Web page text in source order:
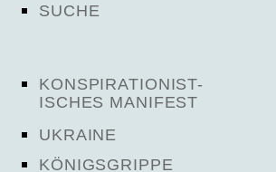
SUCHE
KONSPIRATIONIST-
ISCHES MANIFEST
UKRAINE
KÖNIGSGRIPPE